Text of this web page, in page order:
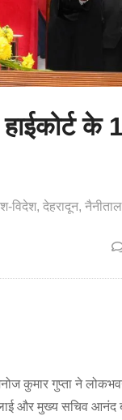
के
विदेश देहरादून नैनीताल
कुमार गुप्ता ने
और मुख्य सचिव आनंद